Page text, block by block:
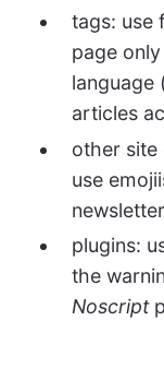
tags: use
page
language
articles
other site
use
plugins:
the
Noscript